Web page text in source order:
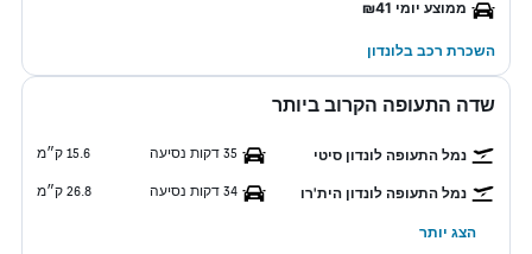
ממוצע יומי ₪41
השכרת רכב בלונדון
שדה התעופה הקרוב ביותר
נמל התעופה לונדון סיטי 35 דקות נסיעה 15.6 ק״מ
נמל התעופה לונדון הית'רו 34 דקות נסיעה 26.8 ק״מ
הצג יותר